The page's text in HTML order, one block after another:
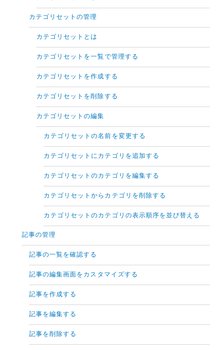
カテゴリセットの管理
カテゴリセットとは
カテゴリセットを一覧で管理する
カテゴリセットを作成する
カテゴリセットを削除する
カテゴリセットの編集
カテゴリセットの名前を変更する
カテゴリセットにカテゴリを追加する
カテゴリセットのカテゴリを編集する
カテゴリセットからカテゴリを削除する
カテゴリセットのカテゴリの表示順序を並び替える
記事の管理
記事の一覧を確認する
記事の編集画面をカスタマイズする
記事を作成する
記事を編集する
記事を削除する